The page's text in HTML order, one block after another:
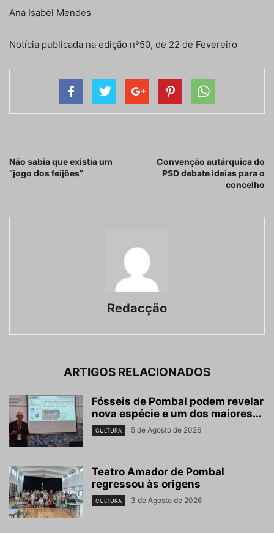
Ana Isabel Mendes
Notícia publicada na edição nº50, de 22 de Fevereiro
Não sabia que existia um
“jogo dos feijões”
Convenção autárquica do
PSD debate ideias para o
concelho
Redacção
ARTIGOS RELACIONADOS
Fósseis de Pombal podem revelar
nova espécie e um dos maiores...
CULTURA 5 de Agosto de 2026
Teatro Amador de Pombal
regressou às origens
CULTURA 3 de Agosto de 2026